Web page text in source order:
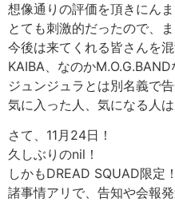
想像通りの評価を頂きにんま
とても刺激的だったので、ま
今後は来てくれる皆さんを混
KAIBA、なのかM.O.G.BAND
ジュンジュラとは別名義で告
気に入った人、気になる人
さて、11月24日！
久しぶりのnil！
しかもDREAD SQUAD限定！
諸事情アリで、告知や会報